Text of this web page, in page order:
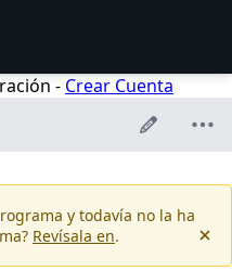
- Crear Cuenta
y todavía no la ha
Revísala en.